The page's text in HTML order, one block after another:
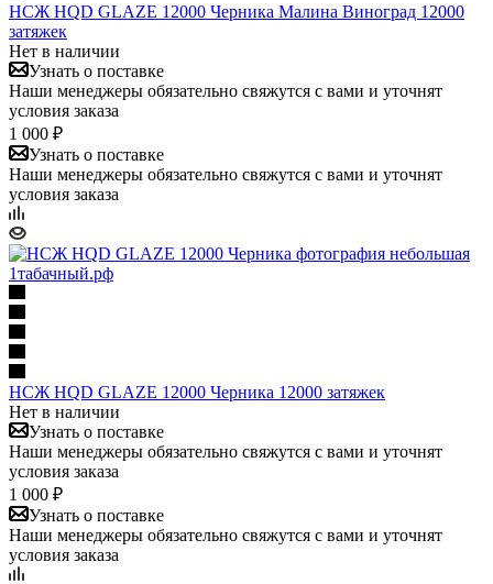
НСЖ HQD GLAZE 12000 Черника Малина Виноград 12000
затяжек
Нет в наличии
Узнать о поставке
Наши менеджеры обязательно свяжутся с вами и уточнят
условия заказа
1 000 ₽
Узнать о поставке
Наши менеджеры обязательно свяжутся с вами и уточнят
условия заказа
НСЖ HQD GLAZE 12000 Черника 12000 затяжек
Нет в наличии
Узнать о поставке
Наши менеджеры обязательно свяжутся с вами и уточнят
условия заказа
1 000 ₽
Узнать о поставке
Наши менеджеры обязательно свяжутся с вами и уточнят
условия заказа